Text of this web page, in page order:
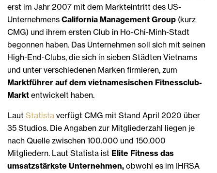
erst im Jahr 2007 mit dem Markteintritt des US-
Unternehmens California Management Group (kurz
CMG) und ihrem ersten Club in Ho-Chi-Minh-Stadt
begonnen haben. Das Unternehmen soll sich mit seinen
High-End-Clubs, die sich in sieben Städten Vietnams
und unter verschiedenen Marken firmieren, zum
Marktführer auf dem vietnamesischen Fitnessclub-
Markt entwickelt haben.
Laut Statista verfügt CMG mit Stand April 2020 über
35 Studios. Die Angaben zur Mitgliederzahl liegen je
nach Quelle zwischen 100.000 und 150.000
Mitgliedern. Laut Statista ist Elite Fitness das
umsatzstärkste Unternehmen, obwohl es im IHRSA